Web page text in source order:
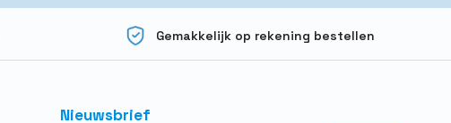
Gemakkelijk op rekening bestellen
Nieuwsbrief